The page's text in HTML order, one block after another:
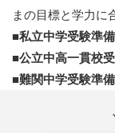
まの目標と学力に
■私立中学受験準備
■公立中高一貫校
■難関中学受験準備